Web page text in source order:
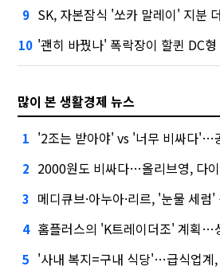
9 SK, 자본잠식 '쏘카 말레이' 지분
10 '괜히 바꿨나' 폭락장이 할퀸 DC형 퇴
많이 본 생활경제 뉴스
1 '2조는 받아야' vs '너무 비싸다'…
2 2000원도 비싸다…올리브영, 다이소
3 메디큐브·아누아·리르, '눈물 세럼
4 홈플러스의 'K트레이더조' 계획…
5 '사내 복지=구내 식당'…급식업계